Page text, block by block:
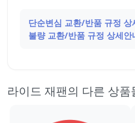
단순변심 교환/반품 규정 상
불량 교환/반품 규정 상세안
라이드 재팬의 다른 상품